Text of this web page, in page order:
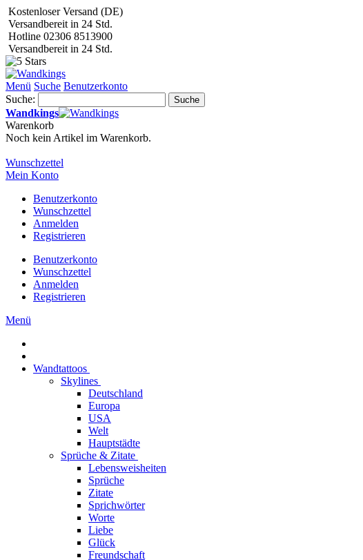
Kostenloser Versand (DE)
Versandbereit in 24 Std.
Hotline 02306 8513900
Versandbereit in 24 Std.
Menü Suche Benutzerkonto
Suche:
Suche
Wandkings
Warenkorb
Noch kein Artikel im Warenkorb.
Wunschzettel
Mein Konto
Benutzerkonto
Wunschzettel
Anmelden
Registrieren
Benutzerkonto
Wunschzettel
Anmelden
Registrieren
Menü
Wandtattoos
Skylines
Deutschland
Europa
USA
Welt
Hauptstädte
Sprüche & Zitate
Lebensweisheiten
Sprüche
Zitate
Sprichwörter
Worte
Liebe
Glück
Freundschaft